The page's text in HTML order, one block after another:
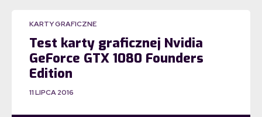
KARTY GRAFICZNE
Test karty graficznej Nvidia
GeForce GTX 1080 Founders
Edition
11 LIPCA 2016